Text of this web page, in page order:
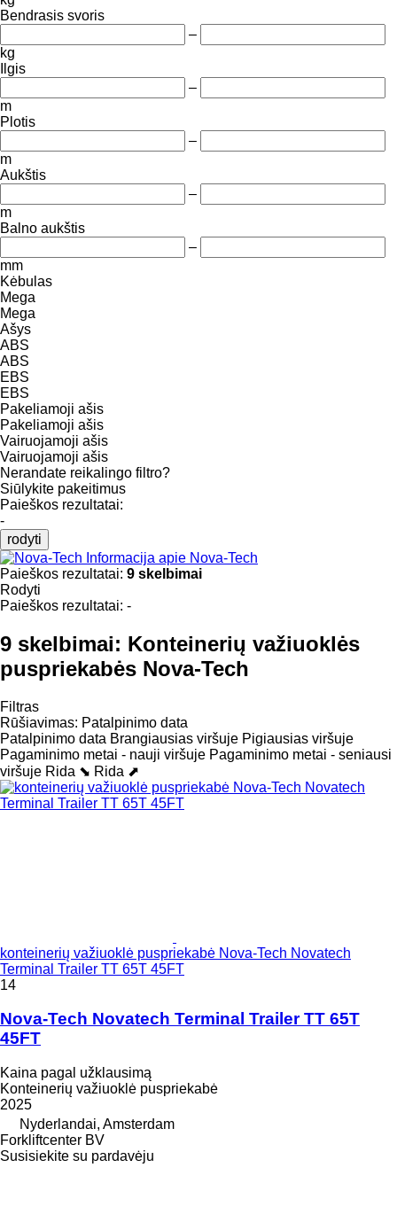
Bendrasis svoris
–
kg
Ilgis
–
m
Plotis
–
m
Aukštis
–
m
Balno aukštis
–
mm
Kėbulas
Mega
Mega
Ašys
ABS
ABS
EBS
EBS
Pakeliamoji ašis
Pakeliamoji ašis
Vairuojamoji ašis
Vairuojamoji ašis
Nerandate reikalingo filtro?
Siūlykite pakeitimus
Paieškos rezultatai:
-
rodyti
Informacija apie Nova-Tech
Paieškos rezultatai: 9 skelbimai
Rodyti
Paieškos rezultatai: -
9 skelbimai: Konteinerių važiuoklės
puspriekabės Nova-Tech
Filtras
Rūšiavimas: Patalpinimo data
Patalpinimo data Brangiausias viršuje Pigiausias viršuje
Pagaminimo metai - nauji viršuje Pagaminimo metai - seniausi
viršuje Rida ⬊ Rida ⬈
konteinerių važiuoklė puspriekabė Nova-Tech Novatech
Terminal Trailer TT 65T 45FT
14
Nova-Tech Novatech Terminal Trailer TT 65T
45FT
Kaina pagal užklausimą
Konteinerių važiuoklė puspriekabė
2025
Nyderlandai, Amsterdam
Forkliftcenter BV
Susisiekite su pardavėju